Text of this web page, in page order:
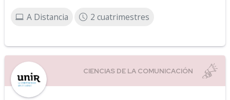
A Distancia 2 cuatrimestres